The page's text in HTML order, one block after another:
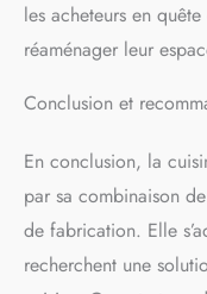
les acheteurs en
réaménager leur
Conclusion et
En conclusion, la
par sa combinaison
de fabrication. Elle
recherchent une